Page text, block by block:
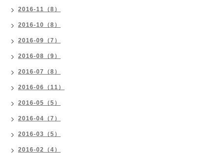
2016-11（8）
2016-10（8）
2016-09（7）
2016-08（9）
2016-07（8）
2016-06（11）
2016-05（5）
2016-04（7）
2016-03（5）
2016-02（4）